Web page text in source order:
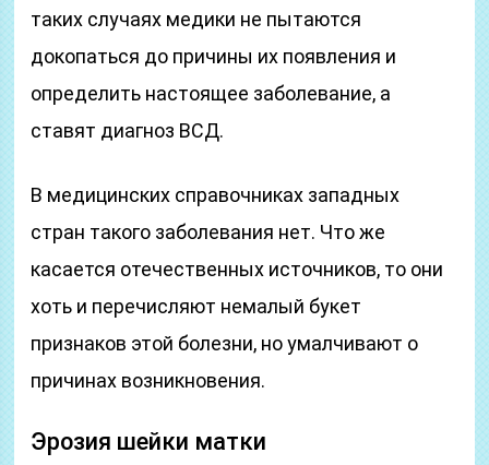
таких случаях медики не пытаются
докопаться до причины их появления и
определить настоящее заболевание, а
ставят диагноз ВСД.
В медицинских справочниках западных
стран такого заболевания нет. Что же
касается отечественных источников, то они
хоть и перечисляют немалый букет
признаков этой болезни, но умалчивают о
причинах возникновения.
Эрозия шейки матки